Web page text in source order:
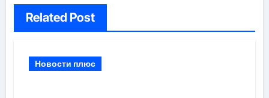
Related Post
Новости плюс